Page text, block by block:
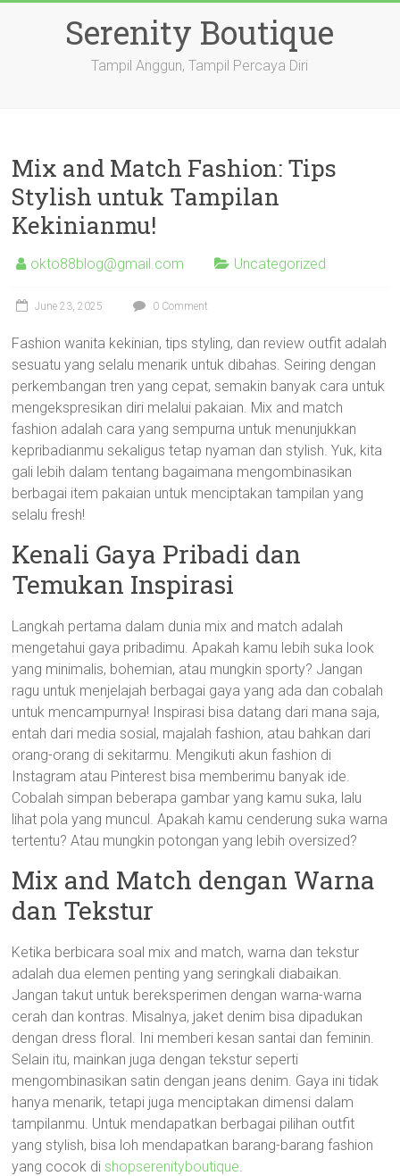
Serenity Boutique
Tampil Anggun, Tampil Percaya Diri
Mix and Match Fashion: Tips
Stylish untuk Tampilan
Kekinianmu!
okto88blog@gmail.com Uncategorized
June 23, 2025 0 Comment
Fashion wanita kekinian, tips styling, dan review outfit adalah
sesuatu yang selalu menarik untuk dibahas. Seiring dengan
perkembangan tren yang cepat, semakin banyak cara untuk
mengekspresikan diri melalui pakaian. Mix and match
fashion adalah cara yang sempurna untuk menunjukkan
kepribadianmu sekaligus tetap nyaman dan stylish. Yuk, kita
gali lebih dalam tentang bagaimana mengombinasikan
berbagai item pakaian untuk menciptakan tampilan yang
selalu fresh!
Kenali Gaya Pribadi dan
Temukan Inspirasi
Langkah pertama dalam dunia mix and match adalah
mengetahui gaya pribadimu. Apakah kamu lebih suka look
yang minimalis, bohemian, atau mungkin sporty? Jangan
ragu untuk menjelajah berbagai gaya yang ada dan cobalah
untuk mencampurnya! Inspirasi bisa datang dari mana saja,
entah dari media sosial, majalah fashion, atau bahkan dari
orang-orang di sekitarmu. Mengikuti akun fashion di
Instagram atau Pinterest bisa memberimu banyak ide.
Cobalah simpan beberapa gambar yang kamu suka, lalu
lihat pola yang muncul. Apakah kamu cenderung suka warna
tertentu? Atau mungkin potongan yang lebih oversized?
Mix and Match dengan Warna
dan Tekstur
Ketika berbicara soal mix and match, warna dan tekstur
adalah dua elemen penting yang seringkali diabaikan.
Jangan takut untuk bereksperimen dengan warna-warna
cerah dan kontras. Misalnya, jaket denim bisa dipadukan
dengan dress floral. Ini memberi kesan santai dan feminin.
Selain itu, mainkan juga dengan tekstur seperti
mengombinasikan satin dengan jeans denim. Gaya ini tidak
hanya menarik, tetapi juga menciptakan dimensi dalam
tampilanmu. Untuk mendapatkan berbagai pilihan outfit
yang stylish, bisa loh mendapatkan barang-barang fashion
yang cocok di shopserenityboutique.